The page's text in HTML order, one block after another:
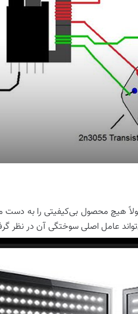
هیچ محصول بی‌کیفیتی را به دست
عامل اصلی سوختگی آن در نظر